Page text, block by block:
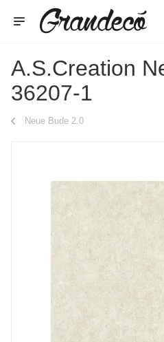
A.S.Creation
36207-1
Neue Bude 2.0